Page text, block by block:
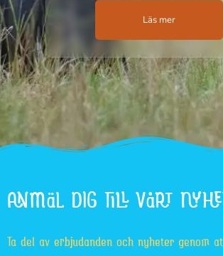
Läs mer
ANMÄL DIG TILL VÅRT
Ta del av erbjudanden och nyheter genom